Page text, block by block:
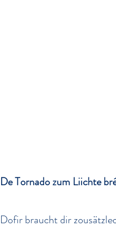
De Tornado zum Liichte
Dofir braucht dir